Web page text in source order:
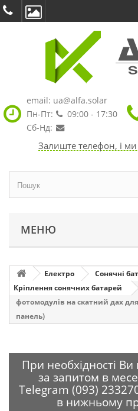
email: ua@alfa.solar
Пн-Пт:
09:00 - 17:30
Сб-Нд:
Залиште телефон, і
МЕНЮ
Електро
Сонячні
Кріплення сонячних батарей
фотомодулів на скатний дах для
панель)
При необхідності
за запитом в
Telegram (093)
в нижньому